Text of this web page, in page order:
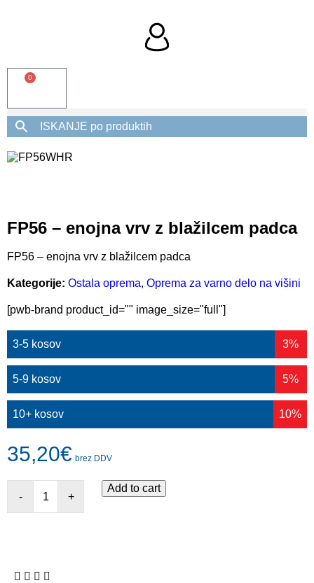
0
FP56 – enojna vrv z blažilcem padca
FP56 – enojna vrv z blažilcem padca
Kategorije: Ostala oprema, Oprema za varno delo na višini
[pwb-brand product_id="" image_size="full"]
3-5 kosov 3%
5-9 kosov 5%
10+ kosov 10%
35,20€ brez DDV
- +
Add to cart